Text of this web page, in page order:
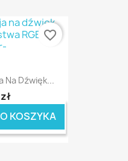
Na Dźwięk...
KOSZYKA
favorite_border